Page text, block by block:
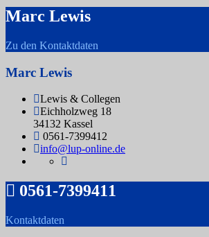
Marc Lewis
Zu den Kontaktdaten
Marc Lewis
Lewis & Collegen
Eichholzweg 18
34132 Kassel
0561-7399412
info@lup-online.de
0561-7399411
Kontaktdaten